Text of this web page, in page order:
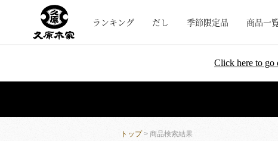
ランキング だし 季節限定品 商品一
Click here to go
トップ> 商品検索結果